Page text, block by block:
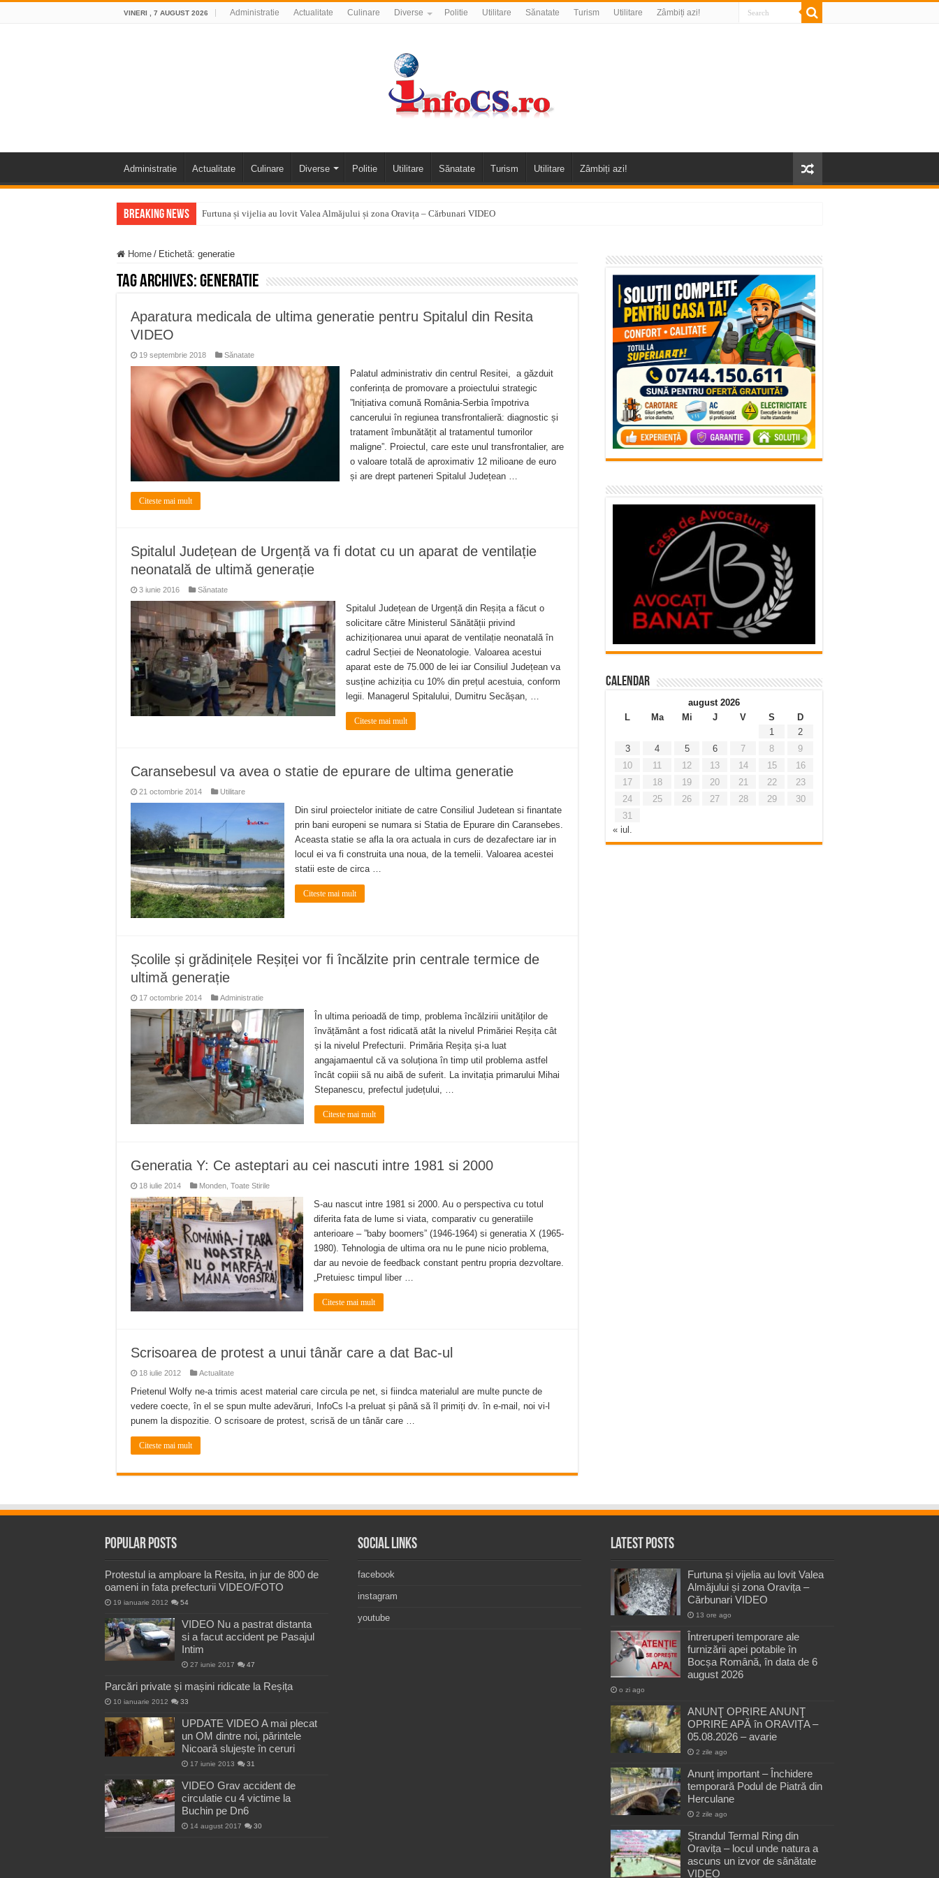
VINERI , 7 AUGUST 2026 Administratie Actualitate Culinare Diverse Politie Utilitare Sănatate Turism Utilitare Zâmbiți azi!
Administratie Actualitate Culinare Diverse Politie Utilitare Sănatate Turism Utilitare Zâmbiți azi!
Breaking News Furtuna și vijelia au lovit Valea Almăjului și zona Oravița – Cărbunari VIDEO
ANUNŢ OPRIRE ANUNŢ OPRIRE APĂ în ORAVIȚA – 05.08.2026 – avarie
Anunț important – Închidere temporară Podul de Piatră din Herculane
Miresme de lavandă, mentă și flori de vară și râsete de copii la Carașova VIDEO
ANUNŢ OPRIRE APĂ în CARANSEBEȘ – 04.08.2026 – avarie – Calea Severinului
ANUNŢ OPRIRE APĂ în CARANSEBEȘ avarie
ANUNȚ OPRIRE APĂ în Reșița, cartier Țerova – avarie – 04.08.2026
Home / Etichetă: generatie
Tag Archives:generatie
Aparatura medicala de ultima generatie pentru Spitalul din Resita
VIDEO
19 septembrie 2018 Sănatate
Palatul administrativ din centrul Resitei, a găzduit
conferința de promovare a proiectului strategic
”lnițiativa comună România-Serbia împotriva
cancerului în regiunea transfrontalieră: diagnostic și
tratament îmbunătățit al tratamentul tumorilor
maligne”. Proiectul, care este unul transfrontalier, are
o valoare totală de aproximativ 12 milioane de euro
și are drept parteneri Spitalul Județean …
Citeste mai mult
Spitalul Județean de Urgență va fi dotat cu un aparat de ventilație
neonatală de ultimă generație
3 iunie 2016 Sănatate
Spitalul Județean de Urgență din Reșița a făcut o
solicitare către Ministerul Sănătății privind
achiziționarea unui aparat de ventilație neonatală în
cadrul Secției de Neonatologie. Valoarea acestui
aparat este de 75.000 de lei iar Consiliul Județean va
susține achiziția cu 10% din prețul acestuia, conform
legii. Managerul Spitalului, Dumitru Secășan, …
Citeste mai mult
Caransebesul va avea o statie de epurare de ultima generatie
21 octombrie 2014 Utilitare
Din sirul proiectelor initiate de catre Consiliul Judetean si finantate
prin bani europeni se numara si Statia de Epurare din Caransebes.
Aceasta statie se afla la ora actuala in curs de dezafectare iar in
locul ei va fi construita una noua, de la temelii. Valoarea acestei
statii este de circa …
Citeste mai mult
Școlile și grădinițele Reșiței vor fi încălzite prin centrale termice de
ultimă generație
17 octombrie 2014 Administratie
În ultima perioadă de timp, problema încălzirii unităților de
învățământ a fost ridicată atât la nivelul Primăriei Reșița cât
și la nivelul Prefecturii. Primăria Reșița și-a luat
angajamaentul că va soluționa în timp util problema astfel
încât copiii să nu aibă de suferit. La invitația primarului Mihai
Stepanescu, prefectul județului, …
Citeste mai mult
Generatia Y: Ce asteptari au cei nascuti intre 1981 si 2000
18 iulie 2014 Monden Toate Stirile
S-au nascut intre 1981 si 2000. Au o perspectiva cu totul
diferita fata de lume si viata, comparativ cu generatiile
anterioare – ”baby boomers” (1946-1964) si generatia X (1965-
1980). Tehnologia de ultima ora nu le pune nicio problema,
dar au nevoie de feedback constant pentru propria dezvoltare.
„Pretuiesc timpul liber …
Citeste mai mult
Scrisoarea de protest a unui tânăr care a dat Bac-ul
18 iulie 2012 Actualitate
Prietenul Wolfy ne-a trimis acest material care circula pe net, si fiindca materialul are multe puncte de
vedere coecte, în el se spun multe adevăruri, InfoCs l-a preluat și până să îl primiți dv. în e-mail, noi vi-l
punem la dispozitie. O scrisoare de protest, scrisă de un tânăr care …
Citeste mai mult
Calendar
august 2026
L
Ma Mi J V S
D
1
2
3
4 5 6 7 8
9
10
11 12 13 14 15
16
17
18 19 20 21 22
23
24
25 26 27 28 29
30
31
« iul.
Popular Posts
Protestul ia amploare la Resita, in jur de 800 de
oameni in fata prefecturii VIDEO/FOTO
19 ianuarie 2012 54
VIDEO Nu a pastrat distanta
si a facut accident pe Pasajul
Intim
27 iunie 2017 47
Parcări private și mașini ridicate la Reșița
10 ianuarie 2012 33
UPDATE VIDEO A mai plecat
un OM dintre noi, părintele
Nicoară slujește în ceruri
17 iunie 2013 31
VIDEO Grav accident de
circulatie cu 4 victime la
Buchin pe Dn6
14 august 2017 30
Social Links
facebook
instagram
youtube
Latest Posts
Furtuna și vijelia au lovit Valea
Almăjului și zona Oravița –
Cărbunari VIDEO
13 ore ago
Întreruperi temporare ale
furnizării apei potabile în
Bocșa Română, în data de 6
august 2026
o zi ago
ANUNŢ OPRIRE ANUNŢ
OPRIRE APĂ în ORAVIȚA –
05.08.2026 – avarie
2 zile ago
Anunț important – Închidere
temporară Podul de Piatră din
Herculane
2 zile ago
Ștrandul Termal Ring din
Oravița – locul unde natura a
ascuns un izvor de sănătate
VIDEO